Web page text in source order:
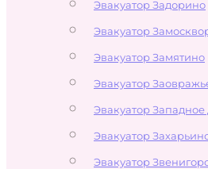
Эвакуатор Задорино
Эвакуатор
Эвакуатор Замятино
Эвакуатор
Эвакуатор
Эвакуатор
Эвакуатор